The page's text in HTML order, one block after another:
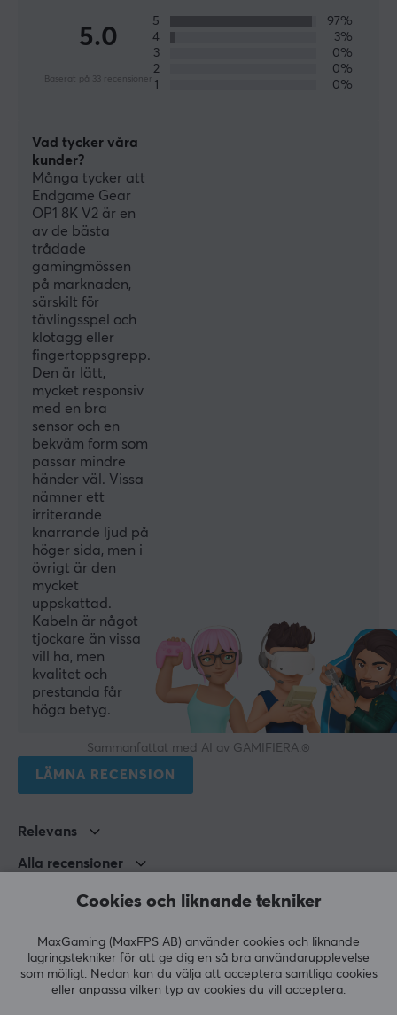
SPECIFIKATIONER
Sensor
Optisk
Färg
Vit
GARANTI
Producentens garanti
2 års garanti
MÅTT & VIKT
Bredd
60.5 mm
Djup
118.2 mm
Höjd
37.2 mm
49.5 g
5.0
Baserat på 33 recensioner
5
97%
4
3%
3
0%
2
0%
1
0%
Vad tycker våra
kunder?
Många tycker att
Endgame Gear
OP1 8K V2 är en
av de bästa
trådade
gamingmössen
på marknaden,
särskilt för
tävlingsspel och
klotagg eller
fingertoppsgrepp.
Den är lätt,
mycket responsiv
med en bra
sensor och en
bekväm form som
passar mindre
händer väl. Vissa
nämner ett
irriterande
knarrande ljud på
höger sida, men i
övrigt är den
mycket
uppskattad.
Kabeln är något
tjockare än vissa
vill ha, men
kvalitet och
prestanda får
höga betyg.
Sammanfattat med AI av GAMIFIERA.®
LÄMNA RECENSION
Relevans
Alla recensioner
kawsu s
Verifierad köpare
PC
Cool op1 v2
Älskar den
Cookies och liknande tekniker
MaxGaming (MaxFPS AB) använder cookies och liknande
lagringstekniker för att ge dig en så bra användarupplevelse
som möjligt. Nedan kan du välja att acceptera samtliga cookies
eller anpassa vilken typ av cookies du vill acceptera.